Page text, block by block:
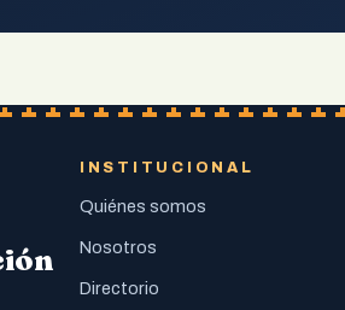
INSTITUCIONAL
Quiénes somos
Nosotros
Directorio